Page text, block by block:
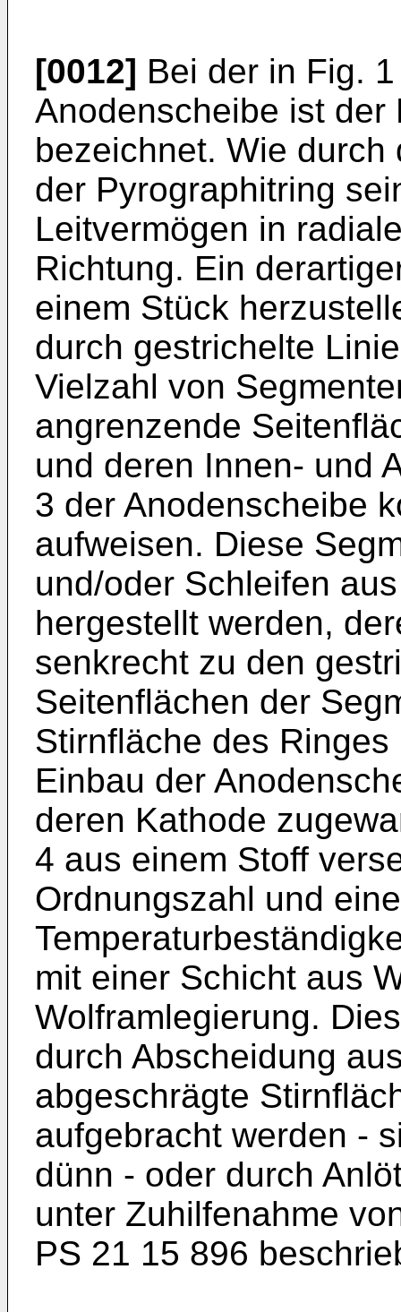
[0012] Bei der in Fig.
Anodenscheibe ist der
bezeichnet. Wie
der Pyrographitring
Leitvermögen in
Richtung. Ein
einem Stück
durch gestrichelte
Vielzahl von
angrenzende
und deren Innen- und
3 der Anodenscheibe
aufweisen. Diese
und/oder Schleifen
hergestellt werden,
senkrecht zu den
Seitenflächen der
Stirnfläche des
Einbau der
deren Kathode
4 aus einem Stoff
Ordnungszahl und
mit einer Schicht aus
Wolframlegierung.
durch Abscheidung
abgeschrägte
aufgebracht werden -
dünn - oder durch
unter Zuhilfenahme
PS 21 15 896